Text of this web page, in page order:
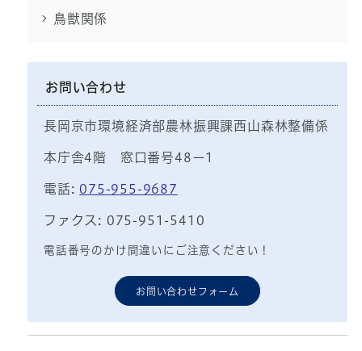
鳥獣関係
お問い合わせ
長岡京市環境経済部農林振興課西山森林整備係
本庁舎4階 窓口番号48ー1
電話: 075-955-9687
ファクス: 075-951-5410
電話番号のかけ間違いにご注意ください！
お問い合わせフォーム